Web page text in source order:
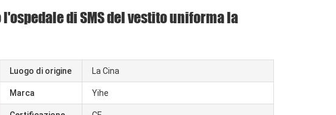
di SMS del vestito uniforma la
Luogo di origine La Cina
Marca Yihe